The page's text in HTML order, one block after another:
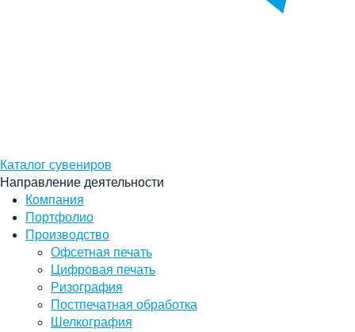
Каталог сувениров
Направление деятельности
Компания
Портфолио
Производство
Офсетная печать
Цифровая печать
Ризография
Постпечатная обработка
Шелкография